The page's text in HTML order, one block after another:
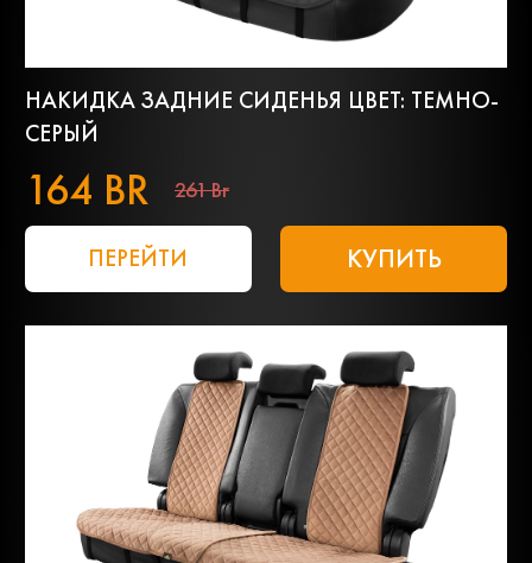
НАКИДКА ЗАДНИЕ СИДЕНЬЯ ЦВЕТ: ТЕМНО-
СЕРЫЙ
164 BR 261 Br
ПЕРЕЙТИ КУПИТЬ